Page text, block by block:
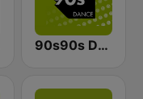
90s90s Dance